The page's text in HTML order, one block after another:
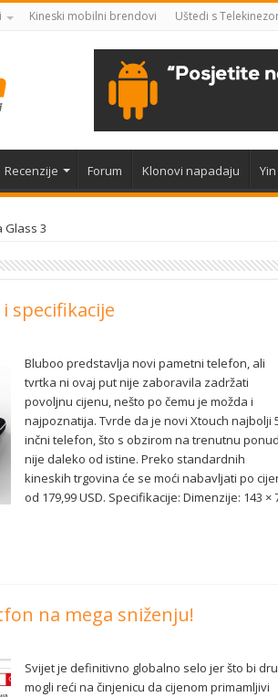
Kineski mobilni brendovi Uštedi s
Recenzije Forum Klonovi napadaju
Glass 3
specifikacije
Bluboo predstavlja novi pametni telefon, ali
tvrtka ni ovaj put nije zaboravila zadržati
povoljnu cijenu, nešto po čemu je možda i
najpoznatija. Tvrde da je novi Xtouch najbolji
inčni telefon, što s obzirom na trenutnu
nije daleko od istine. Preko standardnih
kineskih trgovina će se moći nabavljati po
od 179,99 USD. Specifikacije: Dimenzije: 143 ×
na mega sniženju!
Svijet je definitivno globalno selo jer što bi
mogli reći na činjenicu da cijenom primamljivi